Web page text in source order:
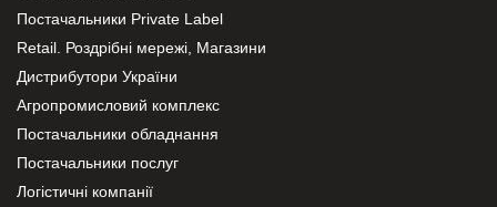
Постачальники Private Label
Retail. Роздрібні мережі, Магазини
Дистрибутори України
Агропромисловий комплекс
Постачальники обладнання
Постачальники послуг
Логістичні компанії